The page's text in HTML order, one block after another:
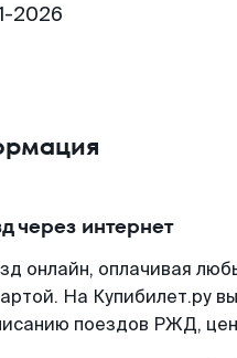
2026
через интернет
онлайн, оплачивая
На Купибилет.ру
поездов РЖД,